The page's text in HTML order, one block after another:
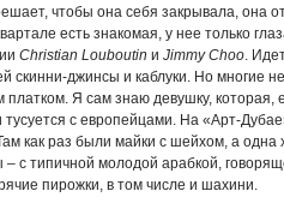
чтобы она себя закрывала, она
есть знакомая, у нее только
Christian Louboutin и Jimmy Choo.
скинни-джинсы и каблуки. Но многие
Я сам знаю девушку, которая,
с европейцами. На «Арт-
как раз были майки с шейхом, а одна
с типичной молодой арабкой,
пирожки, в том числе и шахини.